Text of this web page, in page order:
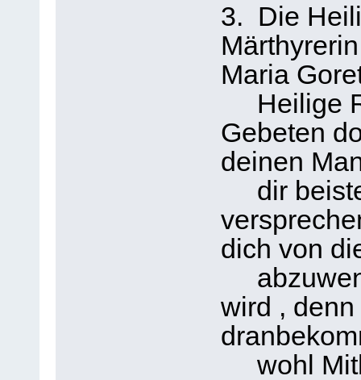
3. Die
Maria
Heilige
Gebeten
deinen
dir
dich von
wird ,
wohl